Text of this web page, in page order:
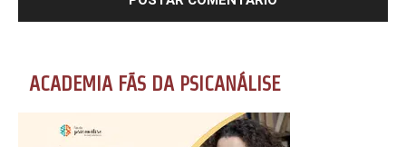
ACADEMIA FÃS DA PSICANÁLISE